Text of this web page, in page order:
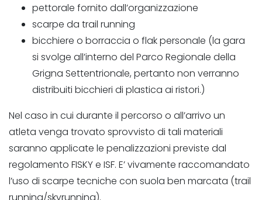
pettorale fornito dall’organizzazione
scarpe da trail running
bicchiere o borraccia o flak personale (la gara
si svolge all’interno del Parco Regionale della
Grigna Settentrionale, pertanto non verranno
distribuiti bicchieri di plastica ai ristori.)
Nel caso in cui durante il percorso o all’arrivo un
atleta venga trovato sprovvisto di tali materiali
saranno applicate le penalizzazioni previste dal
regolamento FISKY e ISF. E’ vivamente raccomandato
l’uso di scarpe tecniche con suola ben marcata (trail